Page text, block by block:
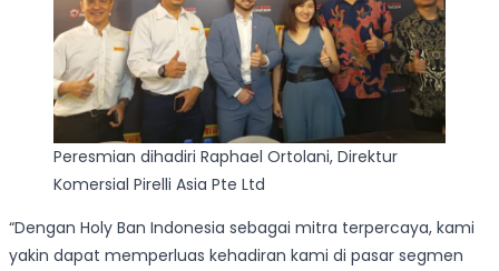
Peresmian dihadiri Raphael Ortolani, Direktur
Komersial Pirelli Asia Pte Ltd
“Dengan Holy Ban Indonesia sebagai mitra terpercaya, kami
yakin dapat memperluas kehadiran kami di pasar segmen